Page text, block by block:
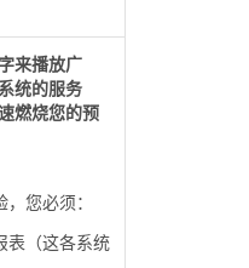
来播放广
统的服务
燃烧您的预
您必须：
表（这各系统